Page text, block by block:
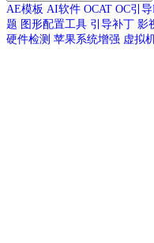
AE模板 AI软件 OCAT OC引
题 图形配置工具 引导补丁 影
硬件检测 苹果系统增强 虚拟